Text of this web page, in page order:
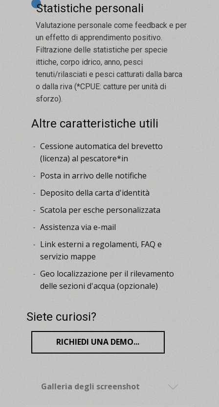
Statistiche personali
Valutazione personale come feedback e per
un effetto di apprendimento positivo.
Filtrazione delle statistiche per specie
ittiche, corpo idrico, anno, pesci
tenuti/rilasciati e pesci catturati dalla barca
o dalla riva (*CPUE: catture per unità di
sforzo).
Altre caratteristiche utili
- Cessione automatica del brevetto
(licenza) al pescatore*in
- Posta in arrivo delle notifiche
- Deposito della carta d'identità
- Scatola per esche personalizzata
- Assistenza via e-mail
-
Link esterni a regolamenti, FAQ e
servizio mappe
- Geo localizzazione per il rilevamento
delle sezioni d'acqua (opzionale)
Siete curiosi?
RICHIEDI UNA DEMO...
Galleria degli screenshot